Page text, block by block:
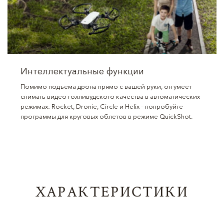
Интеллектуальные функции
Помимо подъема дрона прямо с вашей руки, он умеет
снимать видео голливудского качества в автоматических
режимах: Rocket, Dronie, Circle и Helix – попробуйте
программы для круговых облетов в режиме QuickShot.
ХАРАКТЕРИСТИКИ